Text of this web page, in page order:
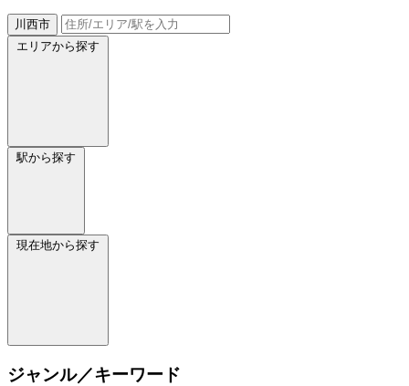
川西市
エリアから探す
駅から探す
現在地から探す
ジャンル／キーワード